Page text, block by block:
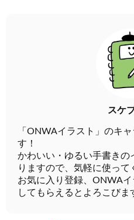
スケ
「ONWAイラスト」のキ
す！
かわいい・ゆるい手書きの
りますので、気軽に使って
お気に入り登録、ONWA
してもらえるとよろこびま